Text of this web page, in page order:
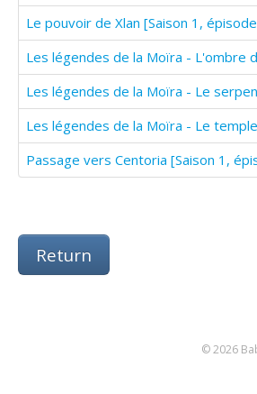
Le pouvoir de Xlan [Saison 1,
Return
© 2026